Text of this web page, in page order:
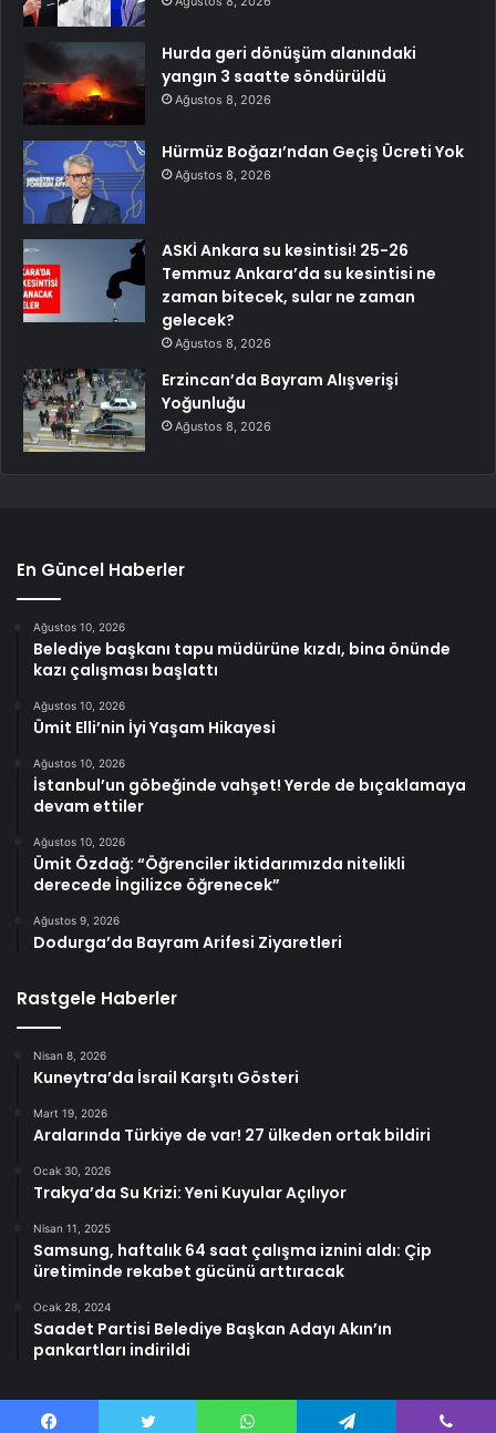
Hurda geri dönüşüm alanındaki
yangın 3 saatte söndürüldü
Ağustos 8, 2026
Hürmüz Boğazı’ndan Geçiş Ücreti Yok
Ağustos 8, 2026
ASKİ Ankara su kesintisi! 25-26
Temmuz Ankara’da su kesintisi ne
zaman bitecek, sular ne zaman
gelecek?
Ağustos 8, 2026
Erzincan’da Bayram Alışverişi
Yoğunluğu
Ağustos 8, 2026
En Güncel Haberler
Ağustos 10, 2026
Belediye başkanı tapu müdürüne kızdı, bina önünde
kazı çalışması başlattı
Ağustos 10, 2026
Ümit Elli’nin İyi Yaşam Hikayesi
Ağustos 10, 2026
İstanbul’un göbeğinde vahşet! Yerde de bıçaklamaya
devam ettiler
Ağustos 10, 2026
Ümit Özdağ: “Öğrenciler iktidarımızda nitelikli
derecede İngilizce öğrenecek”
Ağustos 9, 2026
Dodurga’da Bayram Arifesi Ziyaretleri
Rastgele Haberler
Nisan 8, 2026
Kuneytra’da İsrail Karşıtı Gösteri
Mart 19, 2026
Aralarında Türkiye de var! 27 ülkeden ortak bildiri
Ocak 30, 2026
Trakya’da Su Krizi: Yeni Kuyular Açılıyor
Nisan 11, 2025
Samsung, haftalık 64 saat çalışma iznini aldı: Çip
üretiminde rekabet gücünü arttıracak
Ocak 28, 2024
Saadet Partisi Belediye Başkan Adayı Akın’ın
pankartları indirildi